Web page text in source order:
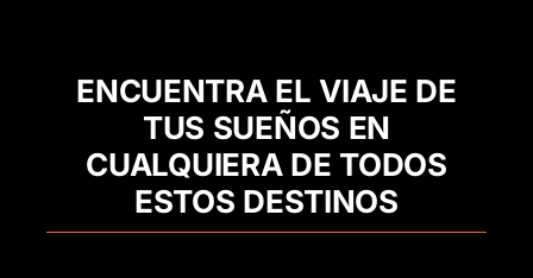
ENCUENTRA EL VIAJE DE
TUS SUEÑOS EN
CUALQUIERA DE TODOS
ESTOS DESTINOS